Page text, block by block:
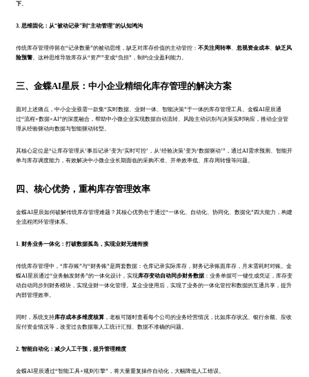
下。
3. 思维固化：从“被动记录”到“主动管理”的认知鸿沟
传统库存管理停留在“记录数量”的被动思维，缺乏对库存价值的主动管控：不关注周转率、忽视资金成本、缺乏风
险预警。这种思维导致库存从“资产”变成“负担”，制约企业盈利能力。
三、金蝶AI星辰：中小企业精细化库存管理的解决方案
面对上述痛点，中小企业亟需一款集“实时数据、业财一体、智能决策”于一体的库存管理工具。金蝶AI星辰通
过“流程×数据×AI”的深度融合，帮助中小微企业实现数据自动流转、风险主动识别与决策实时响应，推动企业管
理从经验驱动向数据与智能驱动转型。
其核心定位是“让库存管理从‘事后记录’变为‘实时可控’，从‘经验决策’变为‘数据驱动’”，通过AI需求预测、智能开
单与库存调度能力，有效解决中小微企业长期面临的采购不准、开单效率低、库存周转慢等问题。
四、核心优势，重构库存管理效率
金蝶AI星辰如何破解传统库存管理难题？其核心优势在于通过“一体化、自动化、协同化、数据化”四大能力，构建
全流程闭环管理体系。
1. 财务业务一体化：打破数据孤岛，实现业财无缝衔接
传统库存管理中，“库存账”与“财务账”是两套数据：仓库记录实际库存，财务记录账面库存，月末需耗时对账。金
蝶AI星辰通过“业务触发财务”的一体化设计，实现库存变动自动同步财务数据 ：业务单据可一键生成凭证，库存变
动自动同步到财务模块，实现业财一体化管理。某企业使用后，实现了业务的一体化管控和数据的互通共享，提升
内部管理效率。
同时，系统支持库存成本多维度核算 ，老板可随时查看每个公司的业务经营情况，比如库存状况、银行余额、应收
应付资金情况等，改变过去数据靠人工统计汇报、数据不准确的问题。
2. 智能自动化：减少人工干预，提升管理精度
金蝶AI星辰通过“智能工具+规则引擎”，将大量重复操作自动化，大幅降低人工错误。